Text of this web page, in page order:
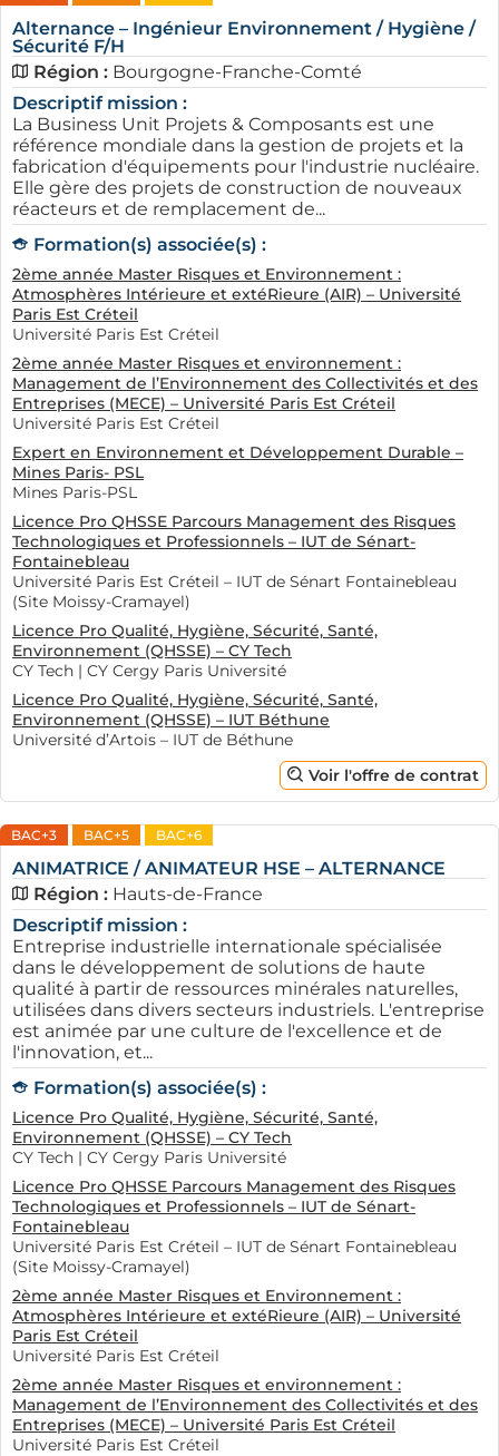
Alternance – Ingénieur Environnement / Hygiène /
Sécurité F/H
Région : Bourgogne-Franche-Comté
Descriptif mission :
La Business Unit Projets & Composants est une
référence mondiale dans la gestion de projets et la
fabrication d'équipements pour l'industrie nucléaire.
Elle gère des projets de construction de nouveaux
réacteurs et de remplacement de...
Formation(s) associée(s) :
2ème année Master Risques et Environnement :
Atmosphères Intérieure et extéRieure (AIR) – Université
Paris Est Créteil
Université Paris Est Créteil
2ème année Master Risques et environnement :
Management de l’Environnement des Collectivités et des
Entreprises (MECE) – Université Paris Est Créteil
Université Paris Est Créteil
Expert en Environnement et Développement Durable –
Mines Paris- PSL
Mines Paris-PSL
Licence Pro QHSSE Parcours Management des Risques
Technologiques et Professionnels – IUT de Sénart-
Fontainebleau
Université Paris Est Créteil – IUT de Sénart Fontainebleau
(Site Moissy-Cramayel)
Licence Pro Qualité, Hygiène, Sécurité, Santé,
Environnement (QHSSE) – CY Tech
CY Tech | CY Cergy Paris Université
Licence Pro Qualité, Hygiène, Sécurité, Santé,
Environnement (QHSSE) – IUT Béthune
Université d’Artois – IUT de Béthune
Voir l'offre de contrat
BAC+3 BAC+5 BAC+6
ANIMATRICE / ANIMATEUR HSE – ALTERNANCE
Région : Hauts-de-France
Descriptif mission :
Entreprise industrielle internationale spécialisée
dans le développement de solutions de haute
qualité à partir de ressources minérales naturelles,
utilisées dans divers secteurs industriels. L'entreprise
est animée par une culture de l'excellence et de
l'innovation, et...
Formation(s) associée(s) :
Licence Pro Qualité, Hygiène, Sécurité, Santé,
Environnement (QHSSE) – CY Tech
CY Tech | CY Cergy Paris Université
Licence Pro QHSSE Parcours Management des Risques
Technologiques et Professionnels – IUT de Sénart-
Fontainebleau
Université Paris Est Créteil – IUT de Sénart Fontainebleau
(Site Moissy-Cramayel)
2ème année Master Risques et Environnement :
Atmosphères Intérieure et extéRieure (AIR) – Université
Paris Est Créteil
Université Paris Est Créteil
2ème année Master Risques et environnement :
Management de l’Environnement des Collectivités et des
Entreprises (MECE) – Université Paris Est Créteil
Université Paris Est Créteil